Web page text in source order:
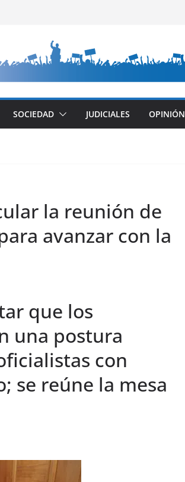
SOCIEDAD JUDICIALES OPINIÓN
la reunión de
avanzar con la
que los
una postura
con
se reúne la mesa